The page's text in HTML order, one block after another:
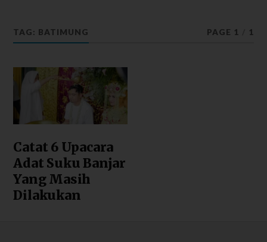
TAG: BATIMUNG PAGE 1 1
Catat 6 Upacara
Adat Suku Banjar
Yang Masih
Dilakukan